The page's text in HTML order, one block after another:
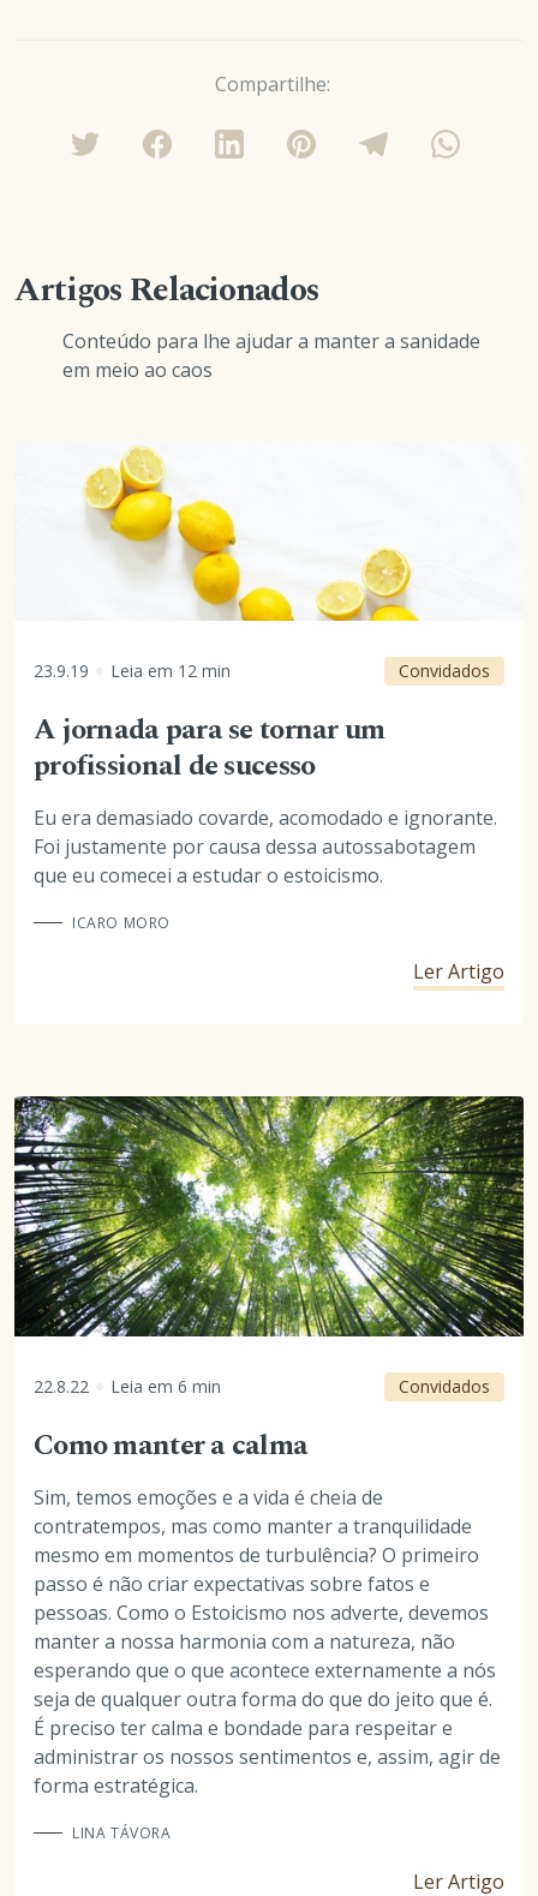
Compartilhe:
Artigos Relacionados
Conteúdo para lhe ajudar a manter a sanidade
em meio ao caos
23.9.19 Leia em 12 min Convidados
A jornada para se tornar um
profissional de sucesso
Eu era demasiado covarde, acomodado e ignorante.
Foi justamente por causa dessa autossabotagem
que eu comecei a estudar o estoicismo.
ICARO MORO
Ler Artigo
22.8.22 Leia em 6 min Convidados
Como manter a calma
Sim, temos emoções e a vida é cheia de
contratempos, mas como manter a tranquilidade
mesmo em momentos de turbulência? O primeiro
passo é não criar expectativas sobre fatos e
pessoas. Como o Estoicismo nos adverte, devemos
manter a nossa harmonia com a natureza, não
esperando que o que acontece externamente a nós
seja de qualquer outra forma do que do jeito que é.
É preciso ter calma e bondade para respeitar e
administrar os nossos sentimentos e, assim, agir de
forma estratégica.
LINA TÁVORA
Ler Artigo